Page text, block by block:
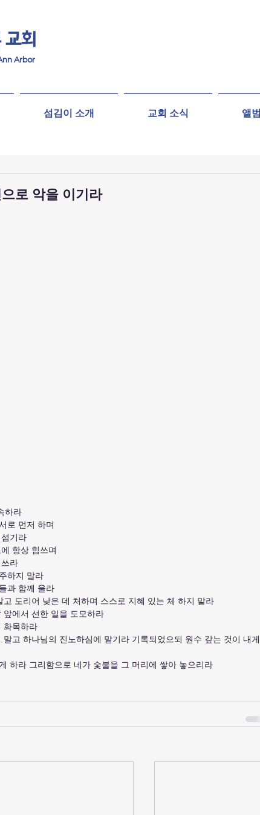
교회
Arbor
섬김이 소개 교회 소식 앨범
로 악을 이기라
하라
로 먼저 하며
기라
항상 힘쓰며
라
하지 말라
과 함께 울라
도리어 낮은 데 처하며 스스로 지혜 있는 체 하지 말라
에서 선한 일을 도모하라
화목하라
고 하나님의 진노하심에 맡기라 기록되었으되 원수 갚는 것이 내게
하라 그리함으로 네가 숯불을 그 머리에 쌓아 놓으리라